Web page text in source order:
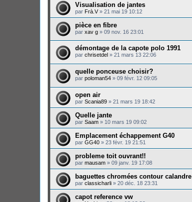
Visualisation de jantes
par Frà.V» 21 mai 19 10:12
pièce en fibre
par xav g » 09 nov. 16 23:01
démontage de la capote polo 1991
par chrisetdel » 21 mars 13 22:06
quelle ponceuse choisir?
par poloman54 » 09 févr. 12 09:05
open air
par Scania89 » 21 mars 19 18:42
Quelle jante
par Saam » 10 mars 19 09:02
Emplacement échappement G40
par GG40 » 23 févr. 19 21:51
probleme toit ouvrant!!
par mausam » 09 janv. 19 17:08
baguettes chromées contour calandre
par classicharli » 20 déc. 18 23:31
capot reference vw